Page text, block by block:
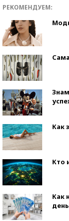
РЕКОМЕНДУЕМ:
Как
Кто
Как